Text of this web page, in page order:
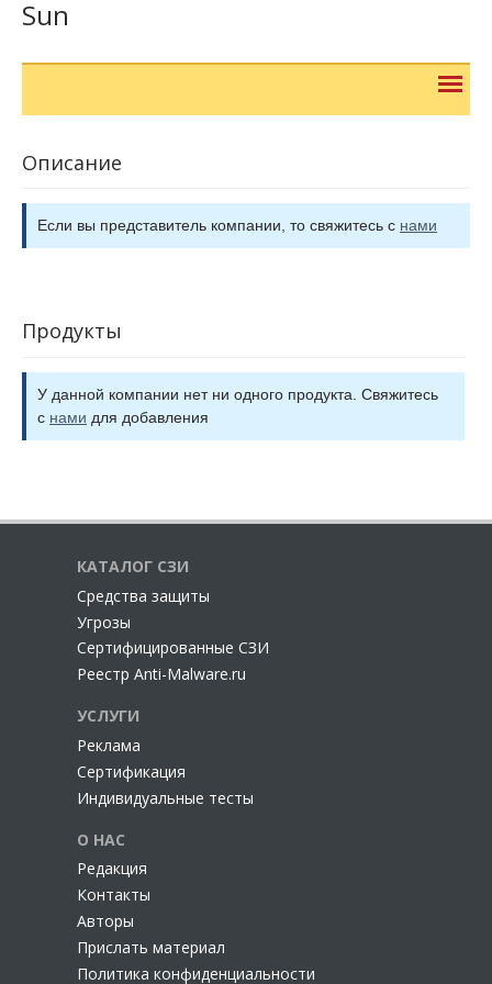
Sun
Описание
Если вы представитель компании, то свяжитесь с нами
Продукты
У данной компании нет ни одного продукта. Свяжитесь
с нами для добавления
КАТАЛОГ СЗИ
Cредства защиты
Угрозы
Сертифицированные СЗИ
Реестр Anti-Malware.ru
УСЛУГИ
Реклама
Сертификация
Индивидуальные тесты
О НАС
Редакция
Контакты
Авторы
Прислать материал
Политика конфиденциальности